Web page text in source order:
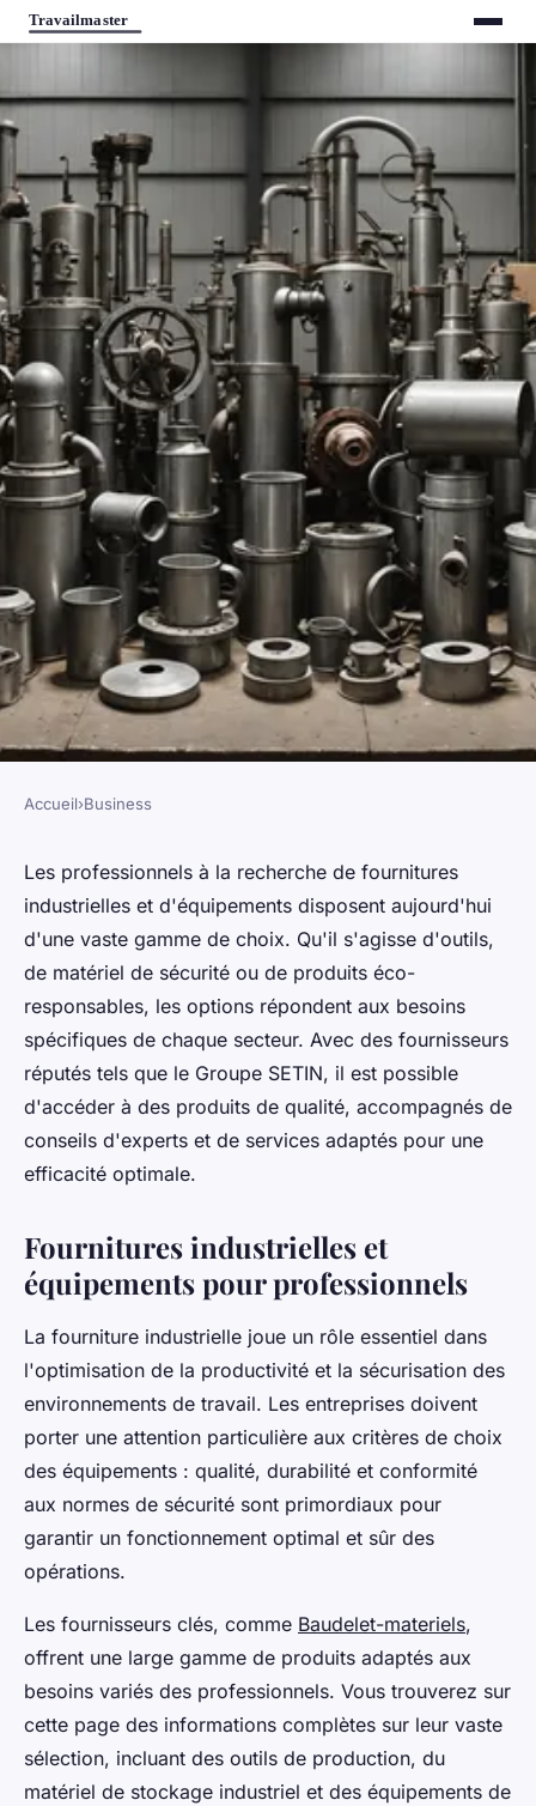
Fournitures industrielles et
équipements : large choix
pour professionnels
Adrien•25 avril 2025•4 min de lecture
Accueil›Business
Les professionnels à la recherche de fournitures
industrielles et d'équipements disposent aujourd'hui
d'une vaste gamme de choix. Qu'il s'agisse d'outils,
de matériel de sécurité ou de produits éco-
responsables, les options répondent aux besoins
spécifiques de chaque secteur. Avec des fournisseurs
réputés tels que le Groupe SETIN, il est possible
d'accéder à des produits de qualité, accompagnés de
conseils d'experts et de services adaptés pour une
efficacité optimale.
Fournitures industrielles et
équipements pour professionnels
La fourniture industrielle joue un rôle essentiel dans
l'optimisation de la productivité et la sécurisation des
environnements de travail. Les entreprises doivent
porter une attention particulière aux critères de choix
des équipements : qualité, durabilité et conformité
aux normes de sécurité sont primordiaux pour
garantir un fonctionnement optimal et sûr des
opérations.
Les fournisseurs clés, comme Baudelet-materiels,
offrent une large gamme de produits adaptés aux
besoins variés des professionnels. Vous trouverez sur
cette page des informations complètes sur leur vaste
sélection, incluant des outils de production, du
matériel de stockage industriel et des équipements de